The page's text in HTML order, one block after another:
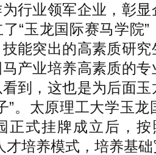
行业领军企业，彰
“玉龙国际赛马学院
能突出的高素质研
产业培养高素质的
到，这也是为后面
”。太原理工大学玉
正式挂牌成立后，
才培养模式，培养基